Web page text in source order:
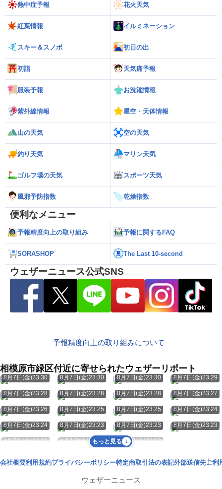
熱中症予報 花火天気
紅葉情報 イルミネーション
スキー＆スノボ 初日の出
初詣 天気痛予報
服装予報 お洗濯情報
紫外線情報 星空・天体情報
山の天気 空の天気
釣り天気 マリン天気
ゴルフ場の天気 スポーツ天気
風邪予防指数 乾燥指数
便利なメニュー
予報精度向上の取り組み 予報に関するFAQ
SORASHOP The Last 10-second
ウェザーニュース公式SNS
予報精度向上の取り組みについて
相模原市緑区付近に寄せられたウェザーリポート
8月7日(金)23:30 8月7日(金)23:30 8月7日(金)23:30 8月7日(金)23:29
8月7日(金)23:28 8月7日(金)23:28 8月7日(金)23:28 8月7日(金)23:27
8月7日(金)23:26 8月7日(金)23:25 8月7日(金)23:25 8月7日(金)23:24
8月7日(金)23:24 8月7日(金)23:23 8月7日(金)23:23 8月7日(金)23:23
8月7日(金)23:22 8月7日(金)23:20 8月7日(金)23:20
もっと見る
会社概要利用規約プライバシーポリシー特定商取引法の表記外部送信先ご利
ウェザーニュース